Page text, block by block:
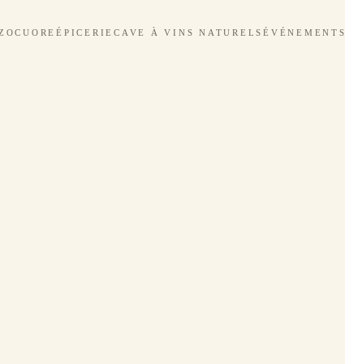
ÉPICERIECAVE À VINS NATURELSÉVÉNEMENTS